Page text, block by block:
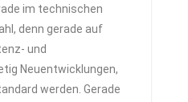
im technischen
denn gerade auf
und
Neuentwicklungen,
werden. Gerade